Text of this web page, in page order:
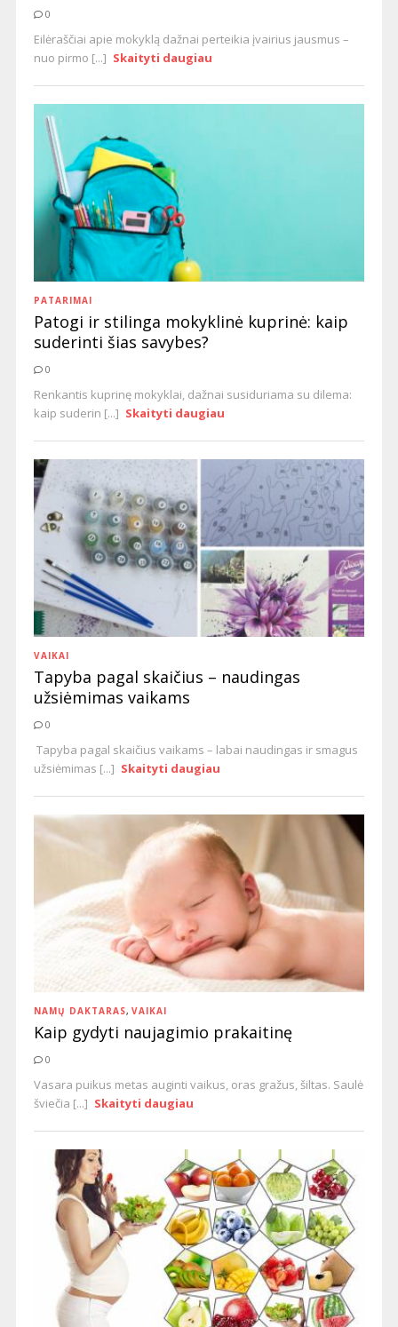
0
Eilėraščiai apie mokyklą dažnai perteikia įvairius jausmus –
nuo pirmo [...] Skaityti daugiau
PATARIMAI
Patogi ir stilinga mokyklinė kuprinė: kaip
suderinti šias savybes?
0
Renkantis kuprinę mokyklai, dažnai susiduriama su dilema:
kaip suderin [...] Skaityti daugiau
VAIKAI
Tapyba pagal skaičius – naudingas
užsiėmimas vaikams
0
Tapyba pagal skaičius vaikams – labai naudingas ir smagus
užsiėmimas [...] Skaityti daugiau
NAMŲ DAKTARAS, VAIKAI
Kaip gydyti naujagimio prakaitinę
0
Vasara puikus metas auginti vaikus, oras gražus, šiltas. Saulė
šviečia [...] Skaityti daugiau